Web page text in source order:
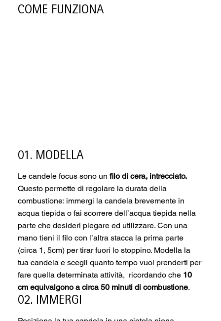
COME FUNZIONA
Le candele focus sono un filo di cera, intrecciato.
Questo permette di regolare la durata della
combustione: immergi la candela brevemente in
acqua tiepida o fai scorrere dell’acqua tiepida nella
parte che desideri piegare ed utilizzare. Con una
mano tieni il filo con l’altra stacca la prima parte
(circa 1, 5cm) per tirar fuori lo stoppino. Modella la
tua candela e scegli quanto tempo vuoi prenderti per
fare quella determinata attività, ricordando che 10
cm equivalgono a circa 50 minuti di combustione.
01. MODELLA
02. IMMERGI